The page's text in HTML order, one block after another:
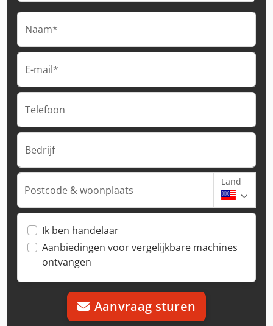
Naam*
E-mail*
Telefoon
Bedrijf
Postcode & woonplaats
Land
Ik ben handelaar
Aanbiedingen voor vergelijkbare machines
ontvangen
Aanvraag sturen